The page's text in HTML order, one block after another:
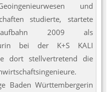
und
studierte, startete
2009 als
bei der K+S KALI
dort stellvertretend die
Baden Württembergerin